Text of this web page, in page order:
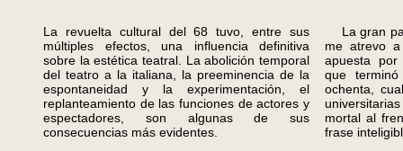
La revuelta cultural del 68 tuvo, entre sus
múltiples efectos, una influencia definitiva
sobre la estética teatral. La abolición temporal
del teatro a la italiana, la preeminencia de la
espontaneidad y la experimentación, el
replanteamiento de las funciones de actores y
espectadores, son algunas de sus
consecuencias más evidentes.
La gran
me atrevo
apuesta
que
ochenta,
mortal al
frase